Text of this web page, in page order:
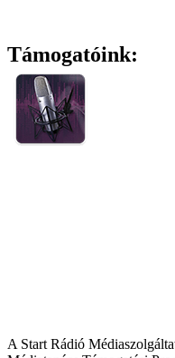
Támogatóink:
A Start Rádió